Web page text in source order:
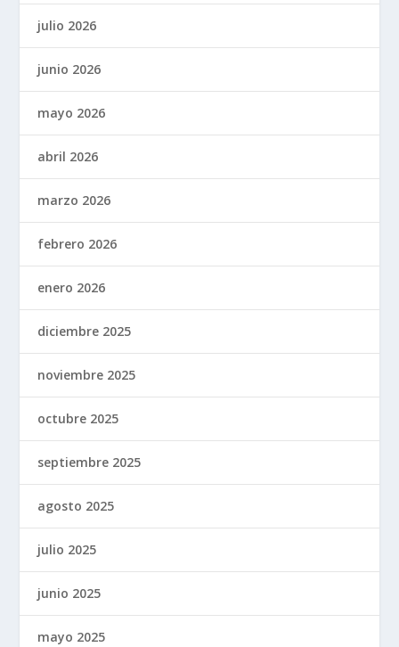
julio 2026
junio 2026
mayo 2026
abril 2026
marzo 2026
febrero 2026
enero 2026
diciembre 2025
noviembre 2025
octubre 2025
septiembre 2025
agosto 2025
julio 2025
junio 2025
mayo 2025